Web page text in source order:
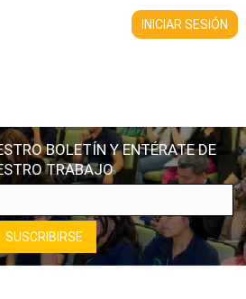
BOLETÍN Y ENTÉRATE DE
TRABAJO